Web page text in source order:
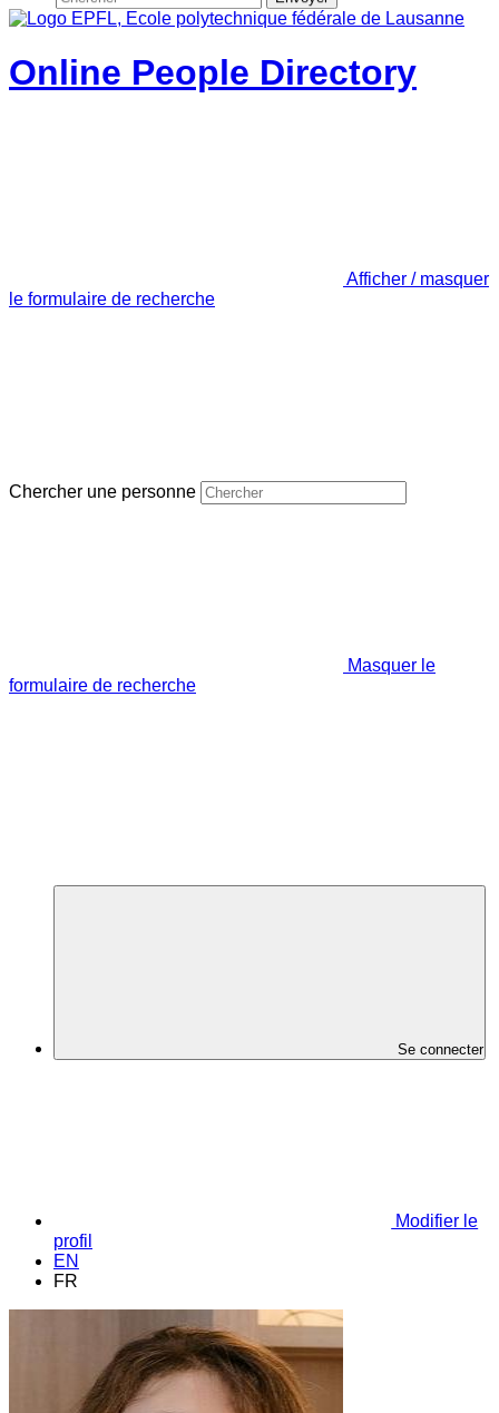
Online People Directory
Afficher / masquer
le formulaire de recherche
Chercher une personne
Masquer le
formulaire de recherche
Se connecter
Modifier le
profil
EN
FR